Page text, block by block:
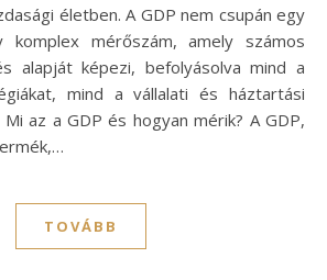
életben. A GDP nem csupán egy
komplex mérőszám, amely számos
alapját képezi, befolyásolva mind a
mind a vállalati és háztartási
az a GDP és hogyan mérik? A GDP,
TOVÁBB